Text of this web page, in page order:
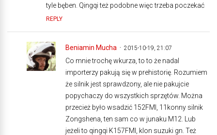
tyle bęben. Qingqi też podobne więc trzeba poczekać
REPLY
Beniamin Mucha 2015-10-19, 21:07
Co mnie trochę wkurza, to to że nadal
importerzy pakują się w prehistorię. Rozumiem
że silnik jest sprawdzony, ale nie pakujcie
popychaczy do wszystkich sprzętów. Można
przecież było wsadzić 152FMI, 11konny silnik
Zongshena, ten sam co w junaku M12. Lub
jeżeli to qingqi K157FMI, klon suzuki gn. Też